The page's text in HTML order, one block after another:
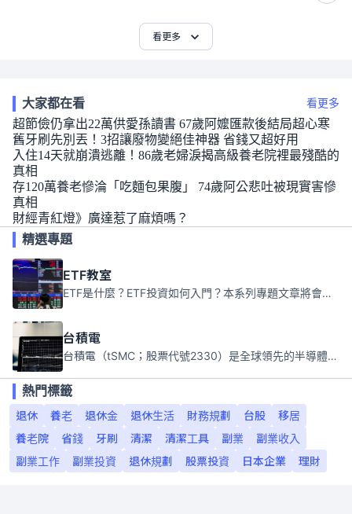
看更多
大家都在看 看更多
超節儉仍拿出22萬供愛孫讀書 67歲阿嬤匯款後結局超心寒
舊牙刷先別丟！3招讓廢物變絕佳神器 省錢又超好用
入住14天就崩潰逃離！86歲老婦淚揭高級養老院裡最殘酷的
真相
存120萬養老慘淪「吃麵包果腹」 74歲阿公悲吐被現實害慘
真相
財經青紅燈》廣達惹了麻煩嗎？
精選專題
ETF教室
ETF是什麼？ETF投資如何入門？本系列專題文章將會告訴你新手必須知道的ETF基礎知識。
台積電
台積電（tSMC；股票代號2330）是全球領先的半導體代工公司，成立於1987年，總部位於台灣新竹。且已於美國、日本、德國及中國設廠，台積電是全球首家專業積體電路製造服務公司，也是全球最先進和最大規模的半導體代工廠。
熱門標籤
退休
養老 退休金 退休生活 財務規劃 台股
移居
養老院
省錢 牙刷 清潔 清潔工具 副業
副業收入
副業工作
副業投資 退休規劃 股票投資 日本企業 理財